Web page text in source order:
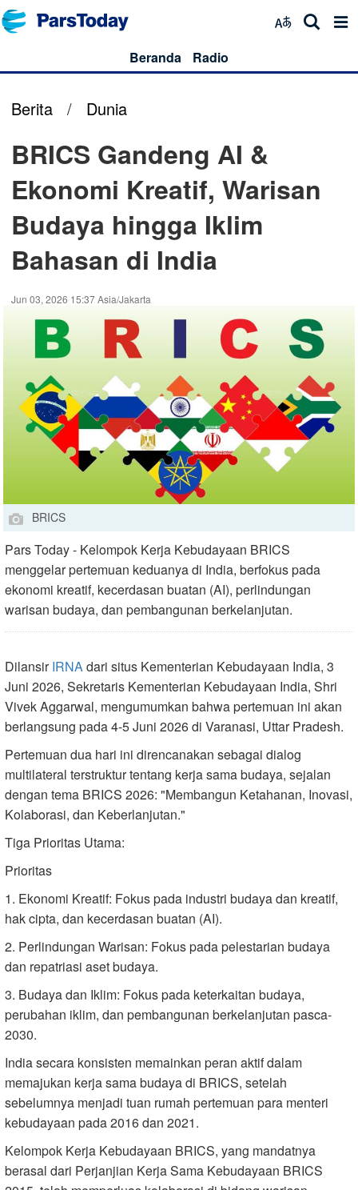
Beranda Radio
Berita / Dunia
BRICS Gandeng AI &
Ekonomi Kreatif, Warisan
Budaya hingga Iklim
Bahasan di India
Jun 03, 2026 15:37 Asia/Jakarta
BRICS
Pars Today - Kelompok Kerja Kebudayaan BRICS
menggelar pertemuan keduanya di India, berfokus pada
ekonomi kreatif, kecerdasan buatan (AI), perlindungan
warisan budaya, dan pembangunan berkelanjutan.
DilansirIRNAdari situs Kementerian Kebudayaan India, 3
Juni 2026, Sekretaris Kementerian Kebudayaan India, Shri
Vivek Aggarwal, mengumumkan bahwa pertemuan ini akan
berlangsung pada 4-5 Juni 2026 di Varanasi, Uttar Pradesh.
Pertemuan dua hari ini direncanakan sebagai dialog
multilateral terstruktur tentang kerja sama budaya, sejalan
dengan tema BRICS 2026: "Membangun Ketahanan, Inovasi,
Kolaborasi, dan Keberlanjutan."
Tiga Prioritas Utama:
Prioritas
1. Ekonomi Kreatif: Fokus pada industri budaya dan kreatif,
hak cipta, dan kecerdasan buatan (AI).
2. Perlindungan Warisan: Fokus pada pelestarian budaya
dan repatriasi aset budaya.
3. Budaya dan Iklim: Fokus pada keterkaitan budaya,
perubahan iklim, dan pembangunan berkelanjutan pasca-
2030.
India secara konsisten memainkan peran aktif dalam
memajukan kerja sama budaya di BRICS, setelah
sebelumnya menjadi tuan rumah pertemuan para menteri
kebudayaan pada 2016 dan 2021.
Kelompok Kerja Kebudayaan BRICS, yang mandatnya
berasal dari Perjanjian Kerja Sama Kebudayaan BRICS